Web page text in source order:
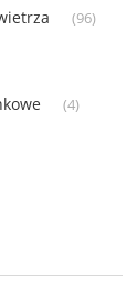
(96)
(4)